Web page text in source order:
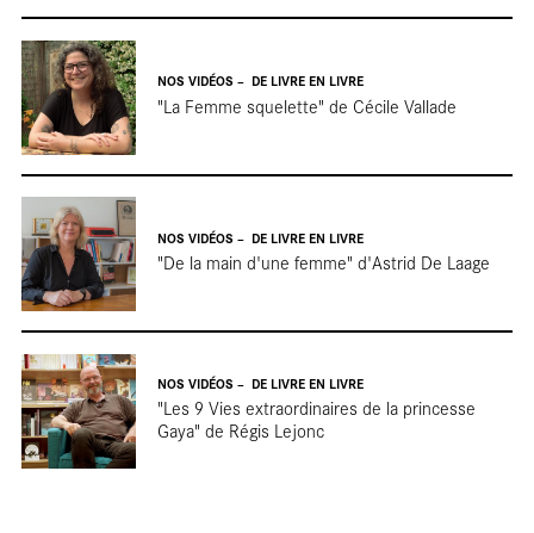
NOS VIDÉOS DE LIVRE EN LIVRE
"La Femme squelette" de Cécile Vallade
NOS VIDÉOS DE LIVRE EN LIVRE
"De la main d'une femme" d'Astrid De Laage
NOS VIDÉOS DE LIVRE EN LIVRE
"Les 9 Vies extraordinaires de la princesse
Gaya" de Régis Lejonc